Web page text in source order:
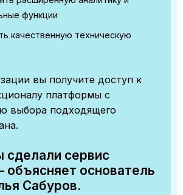
функции
качественную техническую
вы получите доступ к
платформы с
выбора подходящего
сервис
основатель
Сабуров.